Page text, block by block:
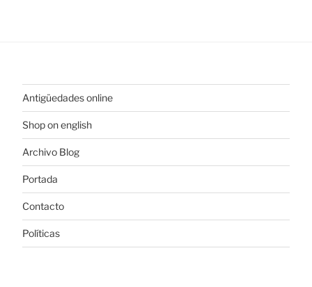
Antigüedades online
Shop on english
Archivo Blog
Portada
Contacto
Políticas